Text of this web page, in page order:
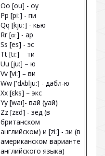
Oo [ou] - оу
Pp [piː] - пи
Qq [kjuː] - кью
Rr [ɑː] - ар
Ss [es] - эс
Tt [tiː] – ти
Uu [ju:] – ю
Vv [vi:] – ви
Ww ['dʌblju:] - дабл-ю
Xx [εks] – экс
Yy [waı]- вай (уай)
Zz [zεd] - зед (в
британском
английском) и [zi:] - зи (в
американском варианте
английского языка)